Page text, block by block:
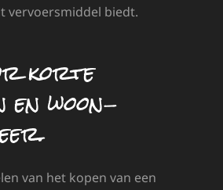
vervoersmiddel biedt.
korte
en woon-
van het kopen van een